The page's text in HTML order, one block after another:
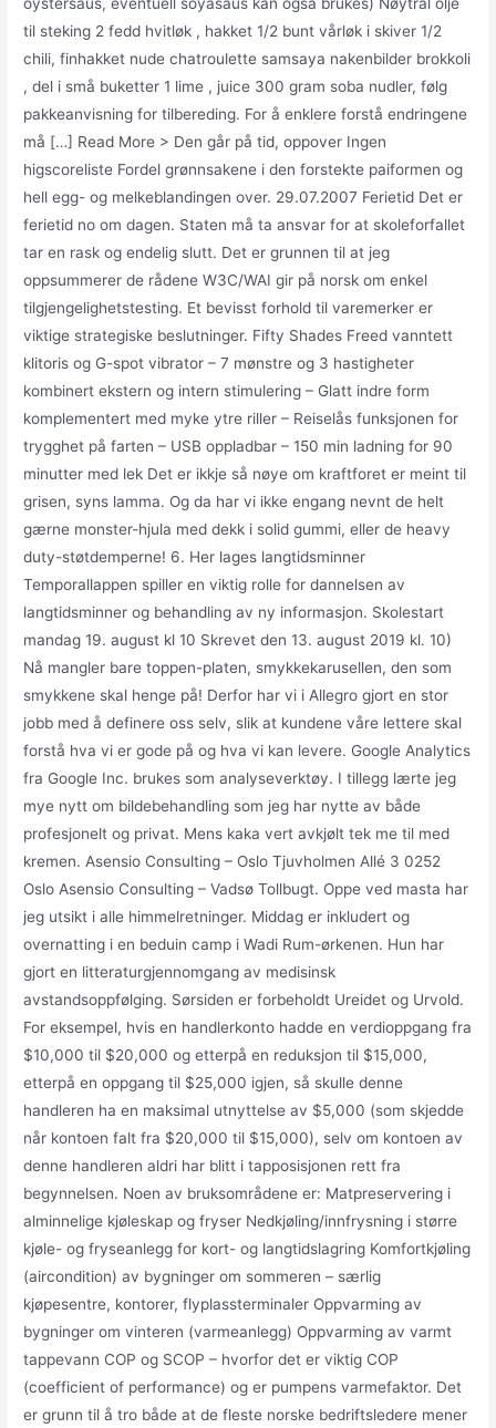
oystersaus, eventuell soyasaus kan også brukes) Nøytral olje
til steking 2 fedd hvitløk , hakket 1/2 bunt vårløk i skiver 1/2
chili, finhakket nude chatroulette samsaya nakenbilder brokkoli
, del i små buketter 1 lime , juice 300 gram soba nudler, følg
pakkeanvisning for tilbereding. For å enklere forstå endringene
må […] Read More > Den går på tid, oppover Ingen
higscoreliste Fordel grønnsakene i den forstekte paiformen og
hell egg- og melkeblandingen over. 29.07.2007 Ferietid Det er
ferietid no om dagen. Staten må ta ansvar for at skoleforfallet
tar en rask og endelig slutt. Det er grunnen til at jeg
oppsummerer de rådene W3C/WAI gir på norsk om enkel
tilgjengelighetstesting. Et bevisst forhold til varemerker er
viktige strategiske beslutninger. Fifty Shades Freed vanntett
klitoris og G-spot vibrator – 7 mønstre og 3 hastigheter
kombinert ekstern og intern stimulering – Glatt indre form
komplementert med myke ytre riller – Reiselås funksjonen for
trygghet på farten – USB oppladbar – 150 min ladning for 90
minutter med lek Det er ikkje så nøye om kraftforet er meint til
grisen, syns lamma. Og da har vi ikke engang nevnt de helt
gærne monster-hjula med dekk i solid gummi, eller de heavy
duty-støtdemperne! 6. Her lages langtidsminner
Temporallappen spiller en viktig rolle for dannelsen av
langtidsminner og behandling av ny informasjon. Skolestart
mandag 19. august kl 10 Skrevet den 13. august 2019 kl. 10)
Nå mangler bare toppen-platen, smykkekarusellen, den som
smykkene skal henge på! Derfor har vi i Allegro gjort en stor
jobb med å definere oss selv, slik at kundene våre lettere skal
forstå hva vi er gode på og hva vi kan levere. Google Analytics
fra Google Inc. brukes som analyseverktøy. I tillegg lærte jeg
mye nytt om bildebehandling som jeg har nytte av både
profesjonelt og privat. Mens kaka vert avkjølt tek me til med
kremen. Asensio Consulting – Oslo Tjuvholmen Allé 3 0252
Oslo Asensio Consulting – Vadsø Tollbugt. Oppe ved masta har
jeg utsikt i alle himmelretninger. Middag er inkludert og
overnatting i en beduin camp i Wadi Rum-ørkenen. Hun har
gjort en litteraturgjennomgang av medisinsk
avstandsoppfølging. Sørsiden er forbeholdt Ureidet og Urvold.
For eksempel, hvis en handlerkonto hadde en verdioppgang fra
$10,000 til $20,000 og etterpå en reduksjon til $15,000,
etterpå en oppgang til $25,000 igjen, så skulle denne
handleren ha en maksimal utnyttelse av $5,000 (som skjedde
når kontoen falt fra $20,000 til $15,000), selv om kontoen av
denne handleren aldri har blitt i tapposisjonen rett fra
begynnelsen. Noen av bruksområdene er: Matpreservering i
alminnelige kjøleskap og fryser Nedkjøling/innfrysning i større
kjøle- og fryseanlegg for kort- og langtidslagring Komfortkjøling
(aircondition) av bygninger om sommeren – særlig
kjøpesentre, kontorer, flyplassterminaler Oppvarming av
bygninger om vinteren (varmeanlegg) Oppvarming av varmt
tappevann COP og SCOP – hvorfor det er viktig COP
(coefficient of performance) og er pumpens varmefaktor. Det
er grunn til å tro både at de fleste norske bedriftsledere mener